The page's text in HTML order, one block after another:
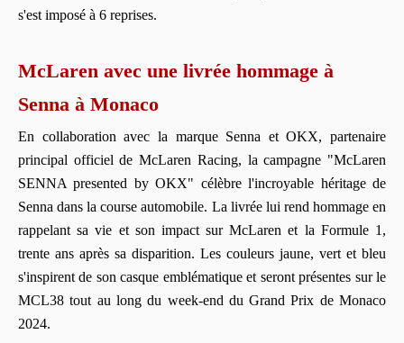
s'est imposé à 6 reprises.
McLaren avec une livrée hommage à
Senna à Monaco
En collaboration avec la marque Senna et OKX, partenaire
principal officiel de McLaren Racing, la campagne "McLaren
SENNA presented by OKX" célèbre l'incroyable héritage de
Senna dans la course automobile. La livrée lui rend hommage en
rappelant sa vie et son impact sur McLaren et la Formule 1,
trente ans après sa disparition. Les couleurs jaune, vert et bleu
s'inspirent de son casque emblématique et seront présentes sur le
MCL38 tout au long du week-end du Grand Prix de Monaco
2024.